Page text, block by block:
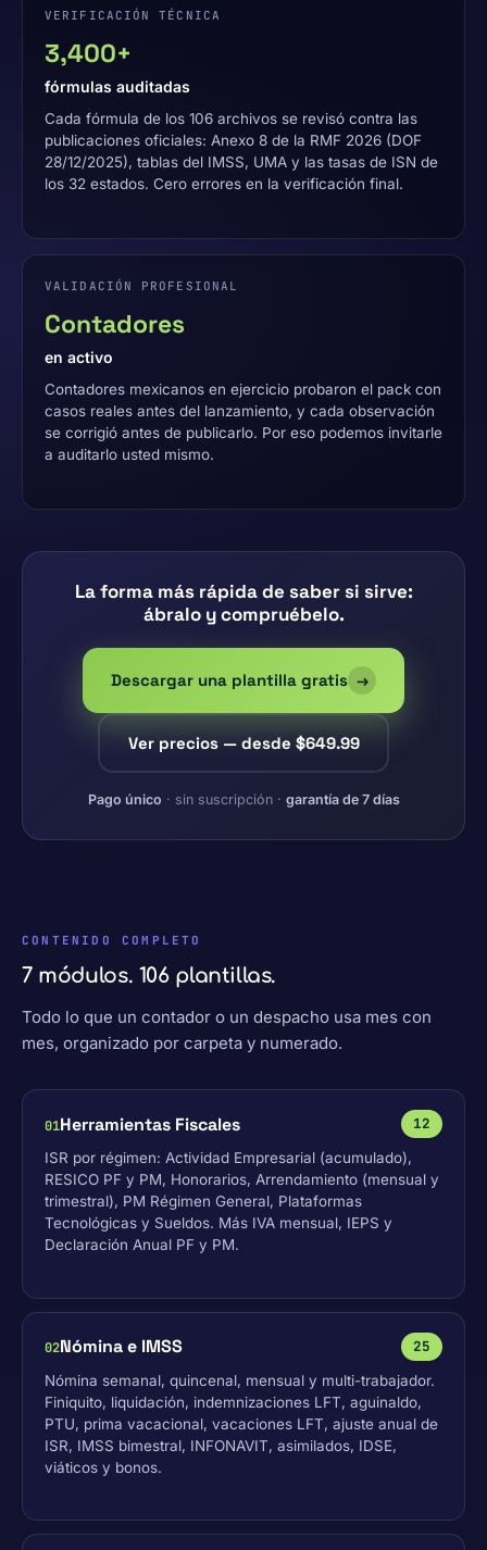
VERIFICACIÓN TÉCNICA
3,400+
fórmulas auditadas
Cada fórmula de los 106 archivos se revisó contra las
publicaciones oficiales: Anexo 8 de la RMF 2026 (DOF
28/12/2025), tablas del IMSS, UMA y las tasas de ISN de
los 32 estados. Cero errores en la verificación final.
VALIDACIÓN PROFESIONAL
Contadores
en activo
Contadores mexicanos en ejercicio probaron el pack con
casos reales antes del lanzamiento, y cada observación
se corrigió antes de publicarlo. Por eso podemos invitarle
a auditarlo usted mismo.
La forma más rápida de saber si sirve:
ábralo y compruébelo.
Descargar una plantilla gratis →
Ver precios — desde $649.99
Pago único · sin suscripción · garantía de 7 días
CONTENIDO COMPLETO
7 módulos. 106 plantillas.
Todo lo que un contador o un despacho usa mes con
mes, organizado por carpeta y numerado.
01Herramientas Fiscales 12
ISR por régimen: Actividad Empresarial (acumulado),
RESICO PF y PM, Honorarios, Arrendamiento (mensual y
trimestral), PM Régimen General, Plataformas
Tecnológicas y Sueldos. Más IVA mensual, IEPS y
Declaración Anual PF y PM.
02Nómina e IMSS 25
Nómina semanal, quincenal, mensual y multi-trabajador.
Finiquito, liquidación, indemnizaciones LFT, aguinaldo,
PTU, prima vacacional, vacaciones LFT, ajuste anual de
ISR, IMSS bimestral, INFONAVIT, asimilados, IDSE,
viáticos y bonos.